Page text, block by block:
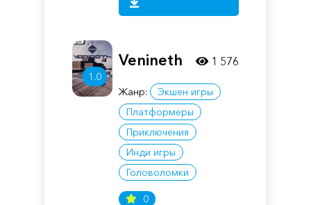
1.0
Venineth
Жанр:
Экшен игры
Платформеры
Приключения
Инди игры
Головоломки
0
1 576